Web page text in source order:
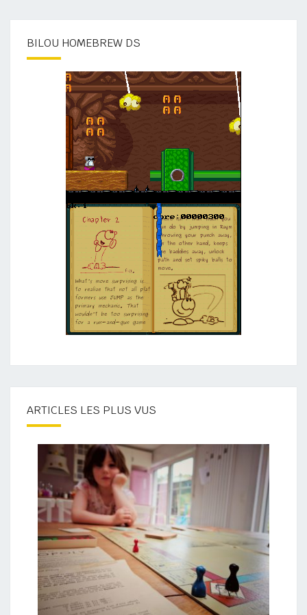
BILOU HOMEBREW DS
ARTICLES LES PLUS VUS